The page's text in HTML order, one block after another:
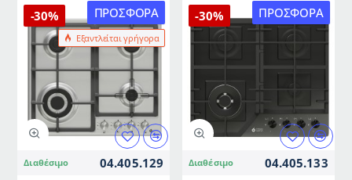
Εστία
Robin
SB-
Ζώνες
Πλήκτρα
Εστία
Robin
6.4Kw
Ζώνες
Αφής
ΠΡΟΣΦΟΡΆ
Εξαντλείται γρήγορα
-30%
Διαθέσιμο 04.405.129
ΠΡΟΣΦΟΡΆ
-30%
Διαθέσιμο 04.405.133